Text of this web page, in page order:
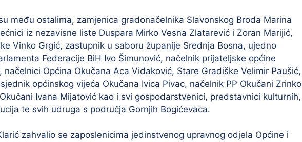
među ostalima, zamjenica gradonačelnika Slavonskog Broda Marina
iz nezavisne liste Duspara Mirko Vesna Zlatarević i Zoran Marijić,
Vinko Grgić, zastupnik u saboru županije Srednja Bosna, ujedno
Federacije BiH Ivo Šimunović, načelnik prijateljske općine
načelnici Općina Okučana Aca Vidaković, Stare Gradiške Velimir Paušić,
općinskog vijeća Okučana Ivica Pivac, načelnik PP Okučani Zrinko
Ivana Mijatović kao i svi gospodarstvenici, predstavnici kulturnih,
te svih udruga s područja Gornjih Bogićevaca.
zahvalio se zaposlenicima jedinstvenog upravnog odjela Općine i